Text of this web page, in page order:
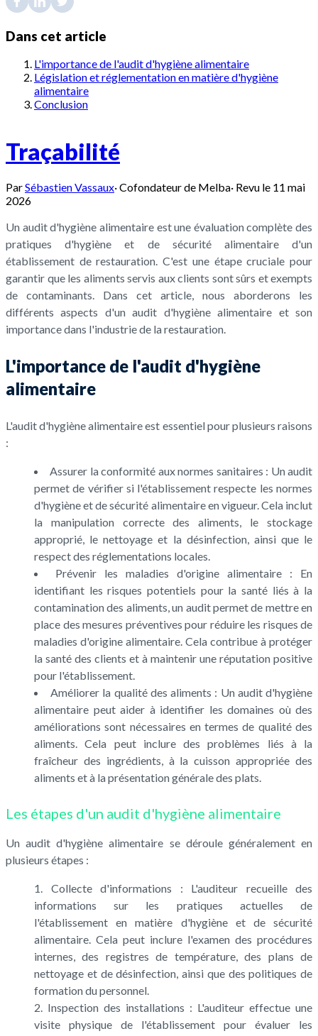
Dans cet article
L'importance de l'audit d'hygiène alimentaire
Législation et réglementation en matière d'hygiène
alimentaire
Conclusion
Traçabilité
ParSébastien Vassaux·Cofondateur de Melba· Revu le 11 mai
2026
Un audit d'hygiène alimentaire est une évaluation complète des
pratiques d'hygiène et de sécurité alimentaire d'un
établissement de restauration. C'est une étape cruciale pour
garantir que les aliments servis aux clients sont sûrs et exempts
de contaminants. Dans cet article, nous aborderons les
différents aspects d'un audit d'hygiène alimentaire et son
importance dans l'industrie de la restauration.
L'importance de l'audit d'hygiène
alimentaire
L'audit d'hygiène alimentaire est essentiel pour plusieurs raisons
:
Assurer la conformité aux normes sanitaires : Un audit
permet de vérifier si l'établissement respecte les normes
d'hygiène et de sécurité alimentaire en vigueur. Cela inclut
la manipulation correcte des aliments, le stockage
approprié, le nettoyage et la désinfection, ainsi que le
respect des réglementations locales.
Prévenir les maladies d'origine alimentaire : En
identifiant les risques potentiels pour la santé liés à la
contamination des aliments, un audit permet de mettre en
place des mesures préventives pour réduire les risques de
maladies d'origine alimentaire. Cela contribue à protéger
la santé des clients et à maintenir une réputation positive
pour l'établissement.
Améliorer la qualité des aliments : Un audit d'hygiène
alimentaire peut aider à identifier les domaines où des
améliorations sont nécessaires en termes de qualité des
aliments. Cela peut inclure des problèmes liés à la
fraîcheur des ingrédients, à la cuisson appropriée des
aliments et à la présentation générale des plats.
Les étapes d'un audit d'hygiène alimentaire
Un audit d'hygiène alimentaire se déroule généralement en
plusieurs étapes :
Collecte d'informations : L'auditeur recueille des
informations sur les pratiques actuelles de
l'établissement en matière d'hygiène et de sécurité
alimentaire. Cela peut inclure l'examen des procédures
internes, des registres de température, des plans de
nettoyage et de désinfection, ainsi que des politiques de
formation du personnel.
Inspection des installations : L'auditeur effectue une
visite physique de l'établissement pour évaluer les